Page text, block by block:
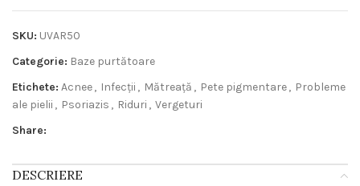
SKU: UVAR50
Categorie: Baze purtătoare
Etichete: Acnee, Infecții , Mătreață , Pete pigmentare, Probleme
ale pielii , Psoriazis , Riduri , Vergeturi
Share:
DESCRIERE